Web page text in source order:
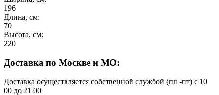
196
Длина, см:
70
Высота, см:
220
Доставка по Москве и МО:
Доставка осуществляется собственной службой (пн -пт) с 10
00 до 21 00